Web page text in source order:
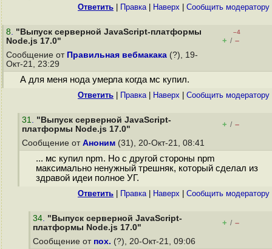
Ответить Правка| Наверх Cообщить модератору
8. "Выпуск серверной JavaScript-платформы
Node.js 17.0"
–4
+ / –
Сообщение от Правильная вебмакака (?), 19-
Окт-21, 23:29
А для меня нода умерла когда мс купил.
Ответить Правка| Наверх Cообщить модератору
31. "Выпуск серверной JavaScript-
платформы Node.js 17.0"
+ / –
Сообщение от Аноним (31), 20-Окт-21, 08:41
... мс купил npm. Но с другой стороны npm
максимально ненужный трешняк, который сделал из
здравой идеи полное УГ.
Ответить Правка| Наверх Cообщить модератору
34. "Выпуск серверной JavaScript-
платформы Node.js 17.0"
+ / –
Сообщение от пох. (?), 20-Окт-21, 09:06